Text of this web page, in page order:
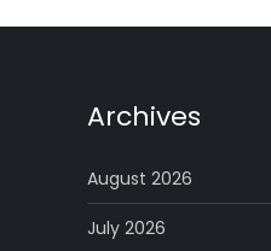
Archives
August 2026
July 2026